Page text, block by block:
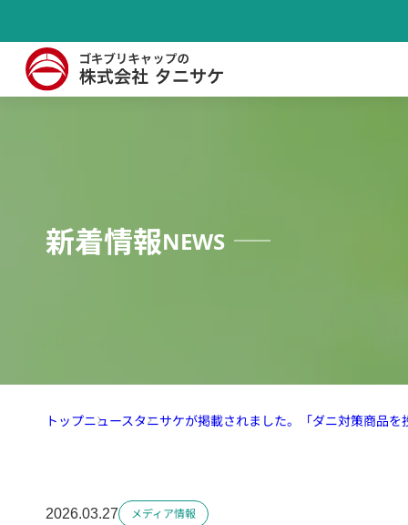
新着情報NEWS
トップニュースタニサケが掲載されました。「ダニ対策商品を
2026.03.27 メディア情報